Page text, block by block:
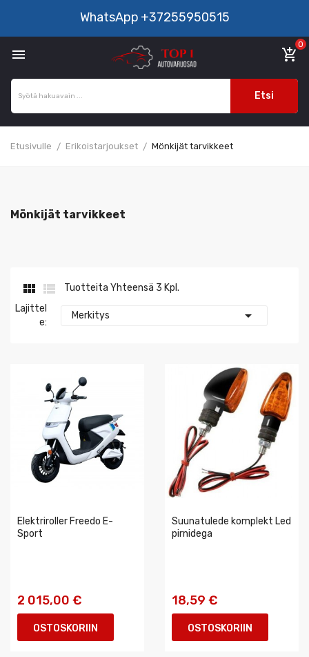
WhatsApp +37255950515
 add_shopping_cart
0
Etsi
Etusivulle Erikoistarjoukset Mönkijät tarvikkeet
Mönkijät tarvikkeet
 
Tuotteita Yhteensä 3 Kpl.
Lajittel
E:
Merkitys 
Elektriroller Freedo E-
Sport
2 015,00 €
OSTOSKORIIN
Suunatulede komplekt Led
pirnidega
18,59 €
OSTOSKORIIN